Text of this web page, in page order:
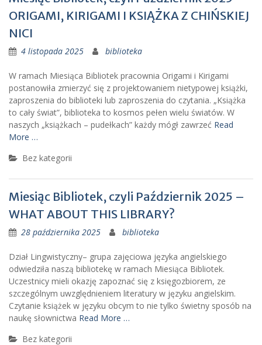
ORIGAMI, KIRIGAMI I KSIĄŻKA Z CHIŃSKIEJ
NICI
4 listopada 2025 biblioteka
W ramach Miesiąca Bibliotek pracownia Origami i Kirigami
postanowiła zmierzyć się z projektowaniem nietypowej książki,
zaproszenia do biblioteki lub zaproszenia do czytania. „Książka
to cały świat”, biblioteka to kosmos pełen wielu światów. W
naszych „książkach – pudełkach” każdy mógł zawrzeć Read
More …
Bez kategorii
Miesiąc Bibliotek, czyli Październik 2025 –
WHAT ABOUT THIS LIBRARY?
28 października 2025 biblioteka
Dział Lingwistyczny– grupa zajęciowa języka angielskiego
odwiedziła naszą bibliotekę w ramach Miesiąca Bibliotek.
Uczestnicy mieli okazję zapoznać się z księgozbiorem, ze
szczególnym uwzględnieniem literatury w języku angielskim.
Czytanie książek w języku obcym to nie tylko świetny sposób na
naukę słownictwa Read More …
Bez kategorii